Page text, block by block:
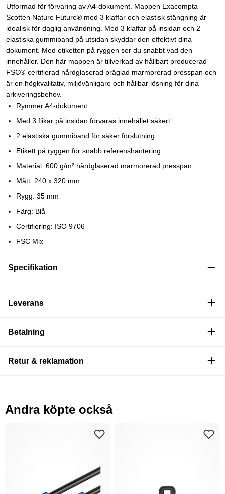
Utformad för förvaring av A4-dokument. Mappen Exacompta
Scotten Nature Future® med 3 klaffar och elastisk stängning är
idealisk för daglig användning. Med 3 klaffar på insidan och 2
elastiska gummiband på utsidan skyddar den effektivt dina
dokument. Med etiketten på ryggen ser du snabbt vad den
innehåller. Den här mappen är tillverkad av hållbart producerad
FSC®-certifierad hårdglaserad präglad marmorerad presspan och
är en högkvalitativ, miljövänligare och hållbar lösning för dina
arkiveringsbehov.
Rymmer A4-dokument
Med 3 flikar på insidan förvaras innehållet säkert
2 elastiska gummiband för säker förslutning
Etikett på ryggen för snabb referenshantering
Material: 600 g/m² hårdglaserad marmorerad presspan
Mått: 240 x 320 mm
Rygg: 35 mm
Färg: Blå
Certifiering: ISO 9706
FSC Mix
Specifikation
Leverans
Betalning
Retur & reklamation
Andra köpte också